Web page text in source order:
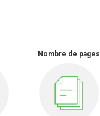
Nombre de pages